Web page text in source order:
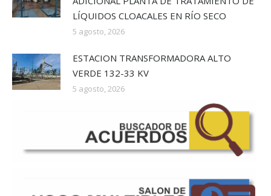
LÍQUIDOS CLOACALES EN RÍO SECO
5 agosto, 2026
ESTACION TRANSFORMADORA ALTO
VERDE 132-33 KV
5 agosto, 2026